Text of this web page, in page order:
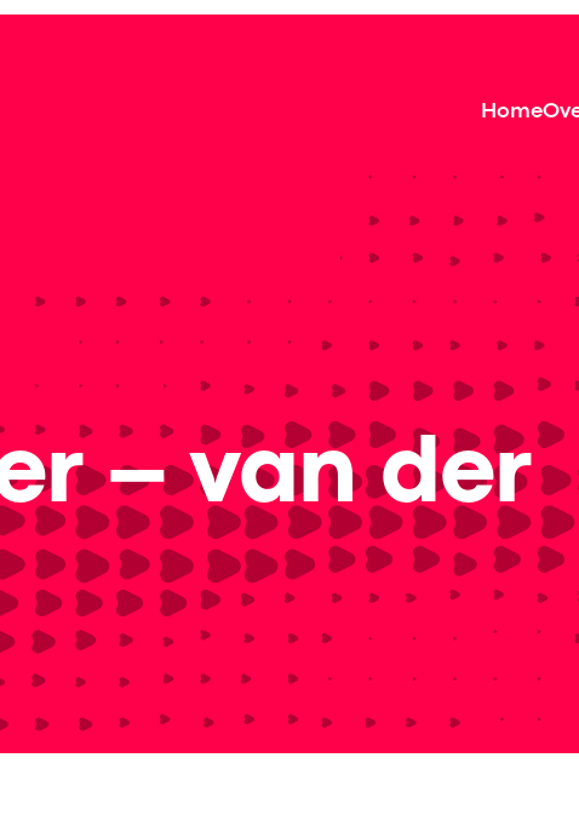
Home
– van der